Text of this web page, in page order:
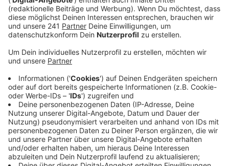
aufgenommen. Trotz der Verzögerungen zieht die
Autobahn GmbH eine positive Bilanz für dieses
Jahr. Wenn es an einer Stelle mal gehakt hat, ging
Sprecher. Im neuen Jahr soll der Neubau sichtbar
Veröffentlicht:Dienstag, 28.12.2021 07:39
Anzeige